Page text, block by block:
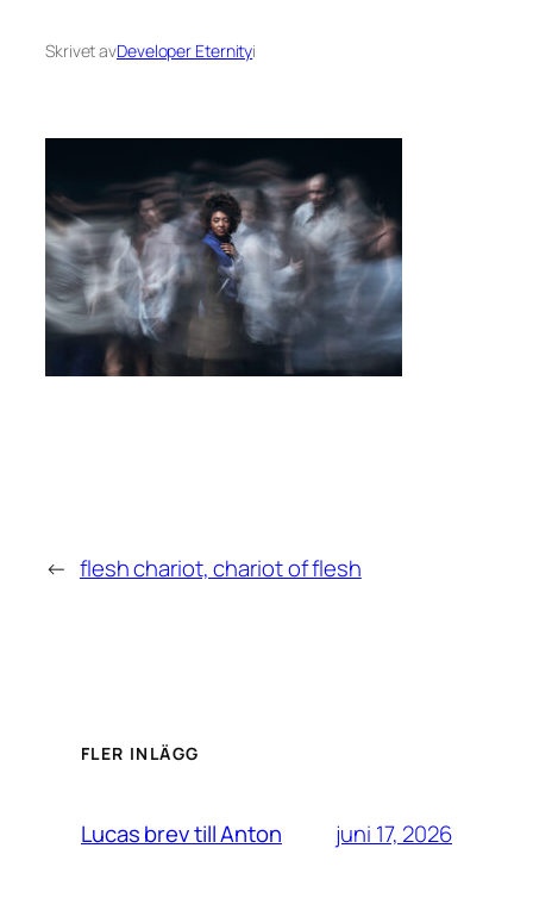
Skrivet avDeveloper Eternityi
← flesh chariot, chariot of flesh
FLER INLÄGG
Lucas brev till Anton juni 17, 2026